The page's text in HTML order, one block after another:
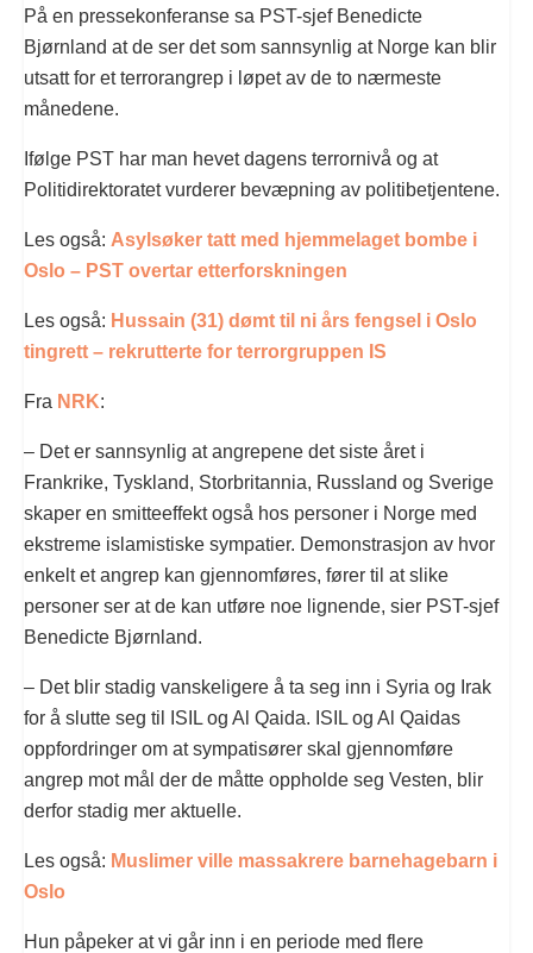
På en pressekonferanse sa PST-sjef Benedicte
Bjørnland at de ser det som sannsynlig at Norge kan blir
utsatt for et terrorangrep i løpet av de to nærmeste
månedene.
Ifølge PST har man hevet dagens terrornivå og at
Politidirektoratet vurderer bevæpning av politibetjentene.
Les også: Asylsøker tatt med hjemmelaget bombe i
Oslo – PST overtar etterforskningen
Les også: Hussain (31) dømt til ni års fengsel i Oslo
tingrett – rekrutterte for terrorgruppen IS
Fra NRK:
– Det er sannsynlig at angrepene det siste året i
Frankrike, Tyskland, Storbritannia, Russland og Sverige
skaper en smitteeffekt også hos personer i Norge med
ekstreme islamistiske sympatier. Demonstrasjon av hvor
enkelt et angrep kan gjennomføres, fører til at slike
personer ser at de kan utføre noe lignende, sier PST-sjef
Benedicte Bjørnland.
– Det blir stadig vanskeligere å ta seg inn i Syria og Irak
for å slutte seg til ISIL og Al Qaida. ISIL og Al Qaidas
oppfordringer om at sympatisører skal gjennomføre
angrep mot mål der de måtte oppholde seg Vesten, blir
derfor stadig mer aktuelle.
Les også: Muslimer ville massakrere barnehagebarn i
Oslo
Hun påpeker at vi går inn i en periode med flere